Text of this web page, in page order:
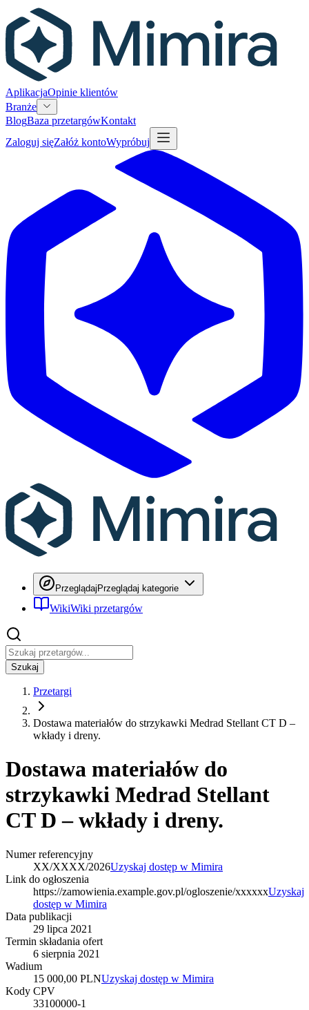
AplikacjaOpinie klientów
Branże
BlogBaza przetargówKontakt
Zaloguj sięZałóż kontoWypróbuj
PrzeglądajPrzeglądaj kategorie
WikiWiki przetargów
Szukaj
Przetargi
Dostawa materiałów do strzykawki Medrad Stellant CT D –
wkłady i dreny.
Dostawa materiałów do
strzykawki Medrad Stellant
CT D – wkłady i dreny.
Numer referencyjny
XX/XXXX/2026Uzyskaj dostęp w Mimira
Link do ogłoszenia
https://zamowienia.example.gov.pl/ogloszenie/xxxxxxUzyskaj
dostęp w Mimira
Data publikacji
29 lipca 2021
Termin składania ofert
6 sierpnia 2021
Wadium
15 000,00 PLNUzyskaj dostęp w Mimira
Kody CPV
33100000-1